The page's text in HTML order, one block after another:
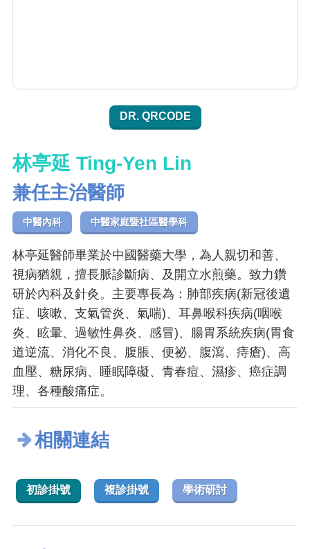
DR. QRCODE
林亭延 Ting-Yen Lin
兼任主治醫師
中醫內科 中醫家庭暨社區醫學科
林亭延醫師畢業於中國醫藥大學，為人親切和善、
視病猶親，擅長脈診斷病、及開立水煎藥。致力鑽
研於內科及針灸。主要專長為：肺部疾病(新冠後遺
症、咳嗽、支氣管炎、氣喘)、耳鼻喉科疾病(咽喉
炎、眩暈、過敏性鼻炎、感冒)、腸胃系統疾病(胃食
道逆流、消化不良、腹脹、便祕、腹瀉、痔瘡)、高
血壓、糖尿病、睡眠障礙、青春痘、濕疹、癌症調
理、各種酸痛症。
相關連結
初診掛號 複診掛號 學術研討